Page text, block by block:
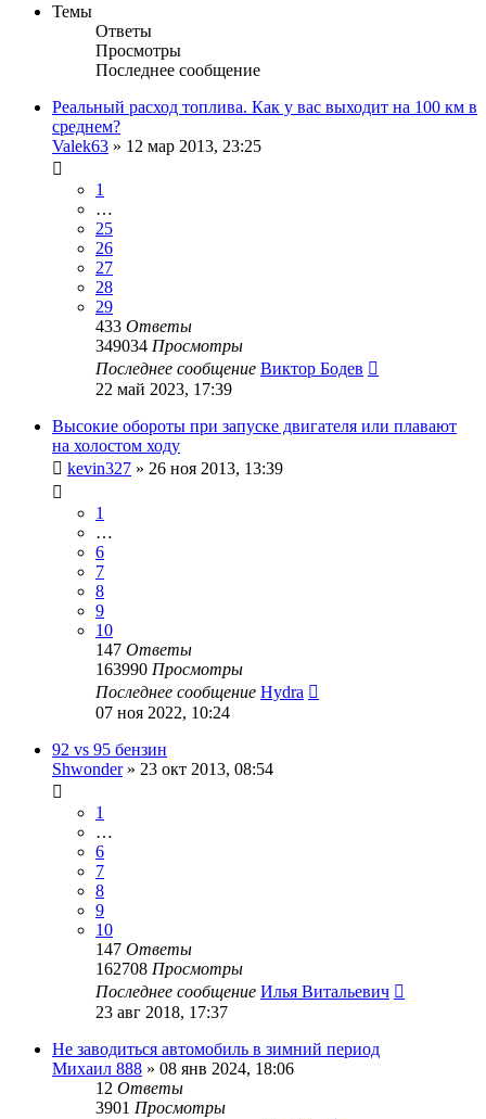
Темы
Ответы
Просмотры
Последнее сообщение
Реальный расход топлива. Как у вас выходит на 100 км в
среднем?
Valek63 » 12 мар 2013, 23:25
1
…
25
26
27
28
29
433 Ответы
349034 Просмотры
Последнее сообщение Виктор Бодев
22 май 2023, 17:39
Высокие обороты при запуске двигателя или плавают
на холостом ходу
kevin327 » 26 ноя 2013, 13:39
1
…
6
7
8
9
10
147 Ответы
163990 Просмотры
Последнее сообщение Hydra
07 ноя 2022, 10:24
92 vs 95 бензин
Shwonder» 23 окт 2013, 08:54
1
…
6
7
8
9
10
147 Ответы
162708 Просмотры
Последнее сообщение Илья Витальевич
23 авг 2018, 17:37
Не заводиться автомобиль в зимний период
Михаил 888 » 08 янв 2024, 18:06
12 Ответы
3901 Просмотры